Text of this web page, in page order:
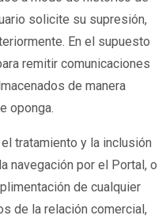
solicite su supresión,
En el supuesto
remitir comunicaciones
de manera
oponga.
tratamiento y la inclusión
navegación por el Portal, o
de cualquier
de la relación comercial,